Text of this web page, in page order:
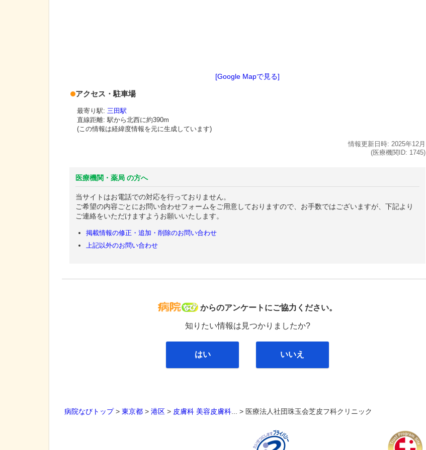
[Google Mapで見る]
アクセス・駐車場
最寄り駅: 三田駅
直線距離: 駅から北西に約390m
(この情報は経緯度情報を元に生成しています)
情報更新日時: 2025年12月
(医療機関ID: 1745)
医療機関・薬局 の方へ
当サイトはお電話での対応を行っておりません。
ご希望の内容ごとにお問い合わせフォームをご用意しておりますので、お手数ではございますが、下記より
ご連絡をいただけますようお願いいたします。
掲載情報の修正・追加・削除のお問い合わせ
上記以外のお問い合わせ
病院なび
からのアンケートにご協力ください。
知りたい情報は見つかりましたか?
はい いいえ
病院なびトップ> 東京都 > 港区 > 皮膚科 美容皮膚科... > 医療法人社団珠玉会芝皮フ科クリニック